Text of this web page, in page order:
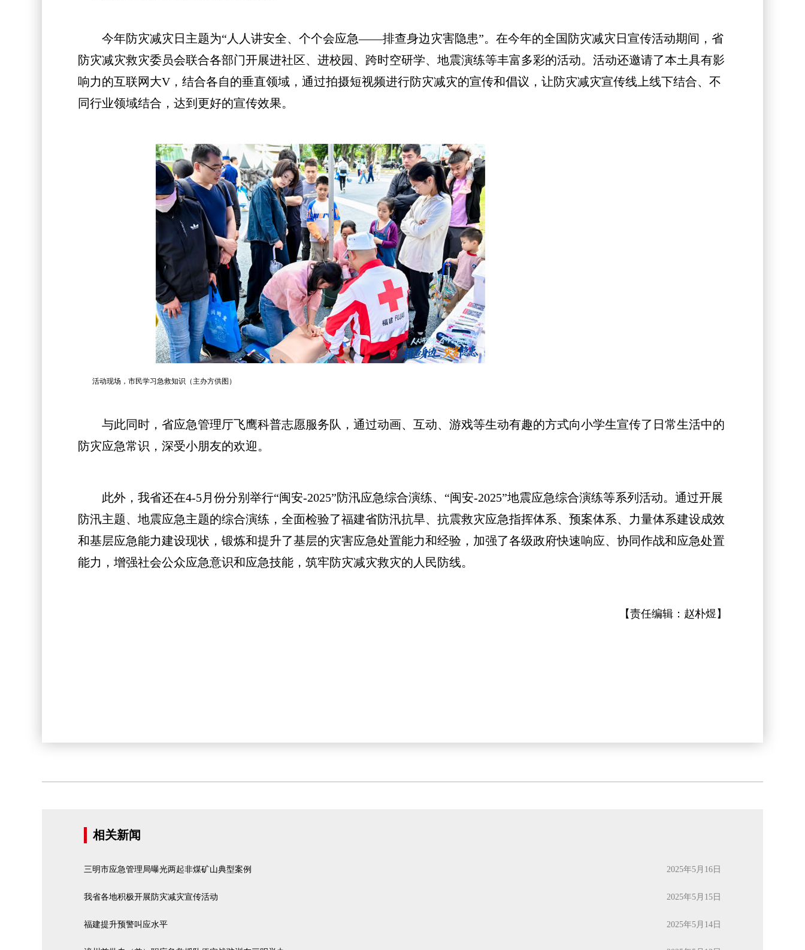
今年防灾减灾日主题为“人人讲安全、个个会应急——排查身边灾害隐患”。在今年的全国防灾减灾日宣传活动期间，省
防灾减灾救灾委员会联合各部门开展进社区、进校园、跨时空研学、地震演练等丰富多彩的活动。活动还邀请了本土具有影
响力的互联网大V，结合各自的垂直领域，通过拍摄短视频进行防灾减灾的宣传和倡议，让防灾减灾宣传线上线下结合、不
同行业领域结合，达到更好的宣传效果。
活动现场，市民学习急救知识（主办方供图）
与此同时，省应急管理厅飞鹰科普志愿服务队，通过动画、互动、游戏等生动有趣的方式向小学生宣传了日常生活中的
防灾应急常识，深受小朋友的欢迎。
此外，我省还在4-5月份分别举行“闽安-2025”防汛应急综合演练、“闽安-2025”地震应急综合演练等系列活动。通过开展
防汛主题、地震应急主题的综合演练，全面检验了福建省防汛抗旱、抗震救灾应急指挥体系、预案体系、力量体系建设成效
和基层应急能力建设现状，锻炼和提升了基层的灾害应急处置能力和经验，加强了各级政府快速响应、协同作战和应急处置
能力，增强社会公众应急意识和应急技能，筑牢防灾减灾救灾的人民防线。
【责任编辑： 赵朴煜 】
相关新闻
三明市应急管理局曝光两起非煤矿山典型案例 2025年5月16日
我省各地积极开展防灾减灾宣传活动 2025年5月15日
福建提升预警叫应水平 2025年5月14日